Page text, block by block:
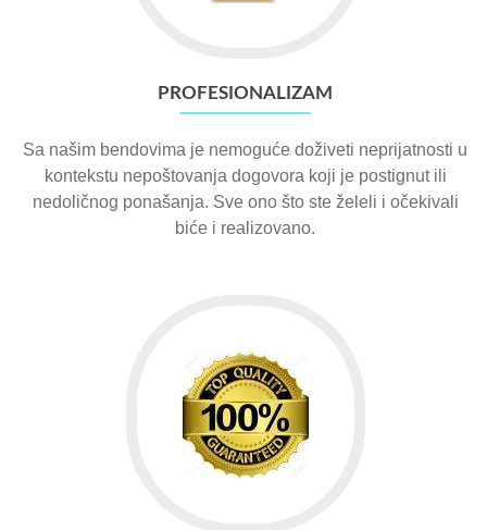
PROFESIONALIZAM
Sa našim bendovima je nemoguće doživeti neprijatnosti u
kontekstu nepoštovanja dogovora koji je postignut ili
nedoličnog ponašanja. Sve ono što ste želeli i očekivali
biće i realizovano.